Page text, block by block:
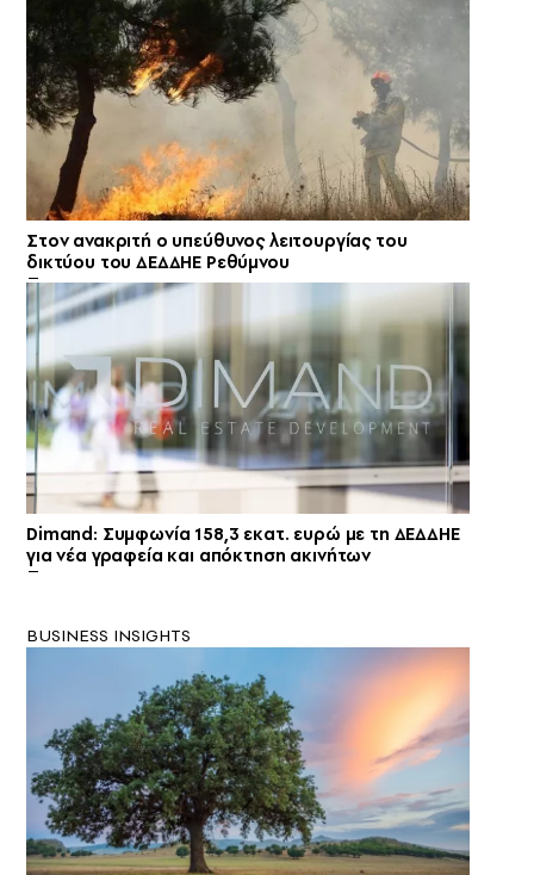
Στον ανακριτή ο υπεύθυνος λειτουργίας του
δικτύου του ΔΕΔΔΗΕ Ρεθύμνου
Dimand: Συμφωνία 158,3 εκατ. ευρώ με τη ΔΕΔΔΗΕ
για νέα γραφεία και απόκτηση ακινήτων
BUSINESS INSIGHTS